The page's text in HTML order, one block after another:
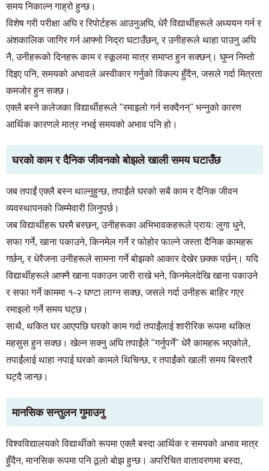
समय निकाल्न गाह्रो हुन्छ।
विशेष गरी परीक्षा अघि र रिपोर्टहरू आउनुअघि, धेरै विद्यार्थीहरूले अध्ययन गर्न र
अंशकालिक जागिर गर्न आफ्नो निद्रा घटाउँछन्, र उनीहरूले थाहा पाउनु अघि
नै, उनीहरूको दिनहरू काम र स्कूलमा मात्र समाप्त हुन सक्छन्। घुम्न निम्तो
दिइए पनि, समयको अभावले अस्वीकार गर्नुको विकल्प हुँदैन, जसले गर्दा मित्रता
कमजोर हुन सक्छ।
एक्लै बस्ने कलेजका विद्यार्थीहरूले "रमाइलो गर्न सक्दैनन्" भन्नुको कारण
आर्थिक कारणले मात्र नभई समयको अभाव पनि हो।
घरको काम र दैनिक जीवनको बोझले खाली समय घटाउँछ
जब तपाईं एक्लै बस्न थाल्नुहुन्छ, तपाईंले घरको सबै काम र दैनिक जीवन
व्यवस्थापनको जिम्मेवारी लिनुपर्छ।
जब विद्यार्थीहरू घरमै बस्छन्, उनीहरूका अभिभावकहरूले प्रायः लुगा धुने,
सफा गर्ने, खाना पकाउने, किनमेल गर्ने र फोहोर फाल्ने जस्ता दैनिक कामहरू
गर्छन्, र धेरैजना उनीहरूले सामना गर्ने बोझको आकार देखेर छक्क पर्छन्। यदि
विद्यार्थीहरूले आफ्नै खाना पकाउन जारी राखे भने, किनमेलदेखि खाना पकाउने
र सफा गर्ने काममा १-२ घण्टा लाग्न सक्छ, जसले गर्दा उनीहरू बाहिर गएर
रमाइलो गर्ने समय घट्छ।
साथै, थकित घर आएपछि घरको काम गर्दा तपाईंलाई शारीरिक रूपमा थकित
महसुस हुन सक्छ। खेल्न सक्नु अघि तपाईंले "गर्नुपर्ने" धेरै कामहरू भएकोले,
तपाईंलाई थाहा नपाई घरको कामले थिचिन्छ, र तपाईंको खाली समय बिस्तारै
घट्दै जान्छ।
मानसिक सन्तुलन गुमाउनु
विश्वविद्यालयको विद्यार्थीको रूपमा एक्लै बस्दा आर्थिक र समयको अभाव मात्र
हुँदैन, मानसिक रूपमा पनि ठूलो बोझ हुन्छ। अपरिचित वातावरणमा बस्दा,